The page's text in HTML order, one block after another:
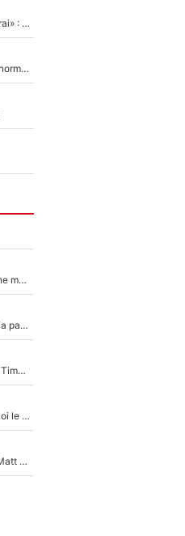
Mercato - OM - «Dès que je prends un club, je t’appellerai» : La promesse de Marcelino au moment de claquer la porte
Victime de racisme contre Murray, Kyrgios pousse un énorme coup de gueule !
Kylian Mbappé lâche Nike pour un très gros contrat : Une marque «inattendue» va frapper très fort
Ferran Torres a dit oui au PSG : Le FC Barcelone prend la parole alors qu'un transfert de l'attaquant espagnol prend forme
En plein cauchemar après son transfert à l'OM, Quinten Timber raconte ses doutes après sa signature à Marseille
Yan Diomandé était trop cher pour le PSG : Voilà pourquoi le Real Madrid a accepté de payer la somme record de 140M€ pour boucler son transfert !
De l'équipe de France à The Voice Kids : Contacté par Matt Pokora, Kylian Mbappé a accepté de jouer un rôle inédit sur TF1 !